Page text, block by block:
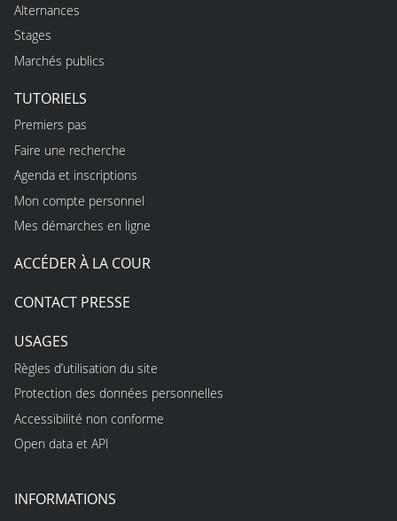
Alternances
Stages
Marchés publics
TUTORIELS
Premiers pas
Faire une recherche
Agenda et inscriptions
Mon compte personnel
Mes démarches en ligne
ACCÉDER À LA COUR
CONTACT PRESSE
USAGES
Règles d’utilisation du site
Protection des données personnelles
Accessibilité non conforme
Open data et API
INFORMATIONS